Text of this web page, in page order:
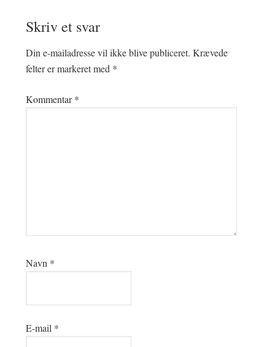
Skriv et svar
Din e-mailadresse vil ikke blive publiceret. Krævede
felter er markeret med *
Kommentar*
Navn *
E-mail *